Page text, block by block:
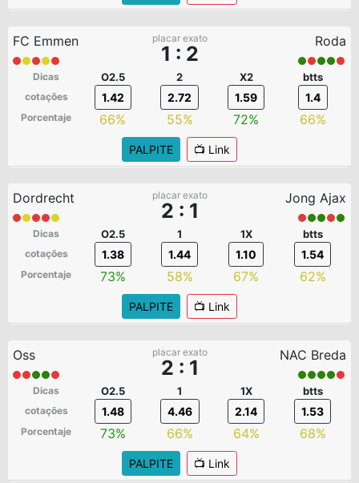
FC Emmen placar exato
1 : 2
Roda
Dicas
cotações
Porcentaje
O2.5
1.42
66%
2
2.72
55%
X2
1.59
72%
btts
1.4
66%
PALPITE 📺 Link
Dordrecht placar exato
2 : 1
Jong Ajax
Dicas
cotações
Porcentaje
O2.5
1.38
73%
1
1.44
58%
1X
1.10
67%
btts
1.54
62%
PALPITE 📺 Link
Oss placar exato
2 : 1
NAC Breda
Dicas
cotações
Porcentaje
O2.5
1.48
73%
1
4.46
66%
1X
2.14
64%
btts
1.53
68%
PALPITE 📺 Link